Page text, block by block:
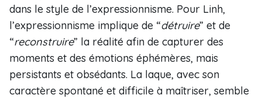
dans le style de l’expressionnisme. Pour Linh,
l’expressionnisme implique de “détruire” et de
“reconstruire” la réalité afin de capturer des
moments et des émotions éphémères, mais
persistants et obsédants. La laque, avec son
caractère spontané et difficile à maîtriser, semble